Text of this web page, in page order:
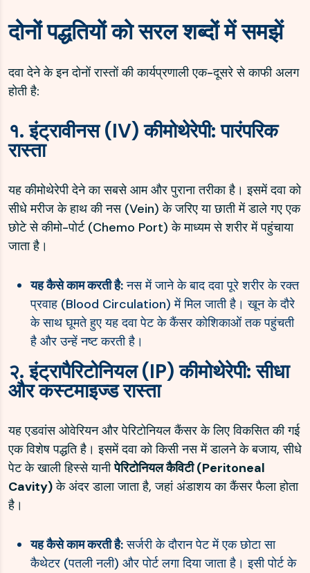
दोनों पद्धतियों को सरल शब्दों में समझें
दवा देने के इन दोनों रास्तों की कार्यप्रणाली एक-दूसरे से काफी अलग
होती है:
१. इंट्रावीनस (IV) कीमोथेरेपी: पारंपरिक
रास्ता
यह कीमोथेरेपी देने का सबसे आम और पुराना तरीका है। इसमें दवा को
सीधे मरीज के हाथ की नस (Vein) के जरिए या छाती में डाले गए एक
छोटे से कीमो-पोर्ट (Chemo Port) के माध्यम से शरीर में पहुंचाया
जाता है।
यह कैसे काम करती है:नस में जाने के बाद दवा पूरे शरीर के रक्त
प्रवाह (Blood Circulation) में मिल जाती है। खून के दौरे
के साथ घूमते हुए यह दवा पेट के कैंसर कोशिकाओं तक पहुंचती
है और उन्हें नष्ट करती है।
२. इंट्रापैरिटोनियल (IP) कीमोथेरेपी: सीधा
और कस्टमाइज्ड रास्ता
यह एडवांस ओवेरियन और पेरिटोनियल कैंसर के लिए विकसित की गई
एक विशेष पद्धति है। इसमें दवा को किसी नस में डालने के बजाय, सीधे
पेट के खाली हिस्से यानीपेरिटोनियल कैविटी (Peritoneal
Cavity)के अंदर डाला जाता है, जहां अंडाशय का कैंसर फैला होता
है।
यह कैसे काम करती है:सर्जरी के दौरान पेट में एक छोटा सा
कैथेटर (पतली नली) और पोर्ट लगा दिया जाता है। इसी पोर्ट के